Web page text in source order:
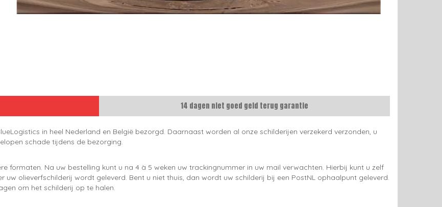
14 dagen niet goed geld terug garantie
in heel Nederland en België bezorgd. Daarnaast worden al onze schilderijen verzekerd verzonden, u
schade tijdens de bezorging.
formaten. Na uw bestelling kunt u na 4 à 5 weken uw trackingnummer in uw mail verwachten. Hierbij kunt u zelf
uw olieverfschilderij wordt geleverd. Bent u niet thuis, dan wordt uw schilderij bij een PostNL ophaalpunt geleverd.
om het schilderij op te halen.